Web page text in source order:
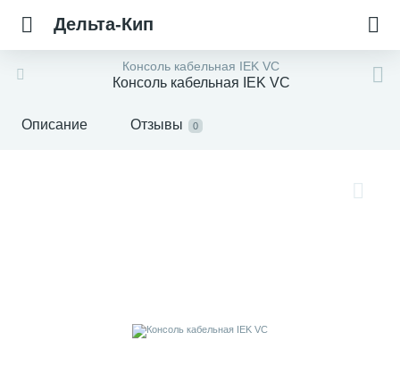
Дельта-Кип
Консоль кабельная IEK VC
Консоль кабельная IEK VC
Описание Отзывы 0